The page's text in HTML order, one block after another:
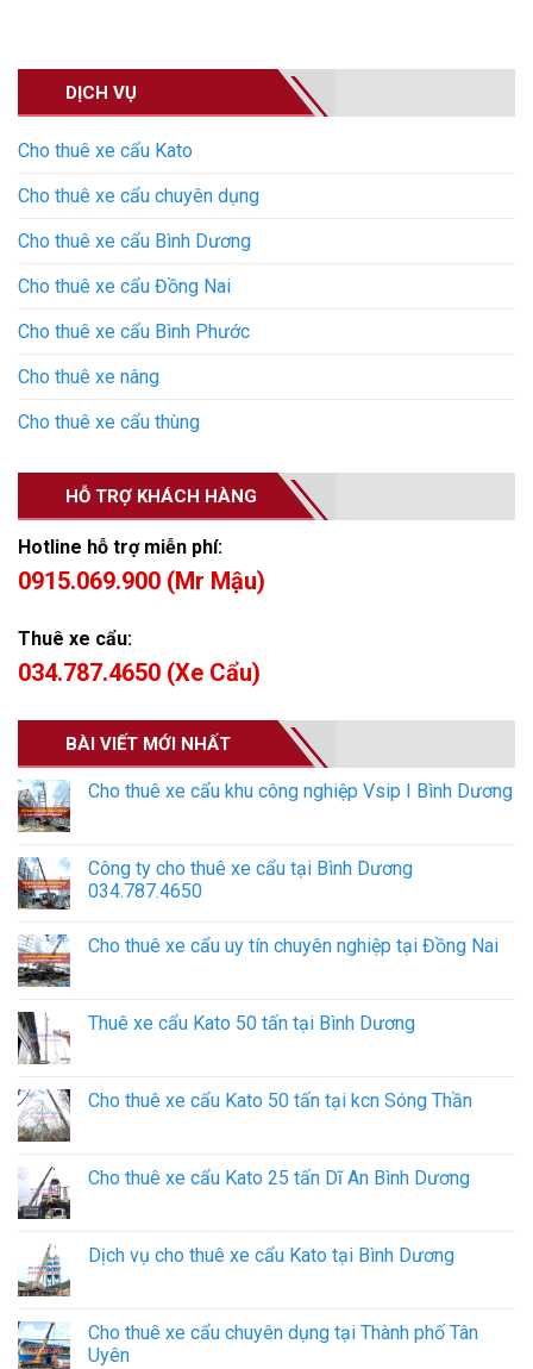
DỊCH VỤ
Cho thuê xe cẩu Kato
Cho thuê xe cẩu chuyên dụng
Cho thuê xe cẩu Bình Dương
Cho thuê xe cẩu Đồng Nai
Cho thuê xe cẩu Bình Phước
Cho thuê xe nâng
Cho thuê xe cẩu thùng
HỖ TRỢ KHÁCH HÀNG
Hotline hỗ trợ miễn phí:
0915.069.900 (Mr Mậu)
Thuê xe cẩu:
034.787.4650 (Xe Cẩu)
BÀI VIẾT MỚI NHẤT
Cho thuê xe cẩu khu công nghiệp Vsip I Bình Dương
Công ty cho thuê xe cẩu tại Bình Dương
034.787.4650
Cho thuê xe cẩu uy tín chuyên nghiệp tại Đồng Nai
Thuê xe cẩu Kato 50 tấn tại Bình Dương
Cho thuê xe cẩu Kato 50 tấn tại kcn Sóng Thần
Cho thuê xe cẩu Kato 25 tấn Dĩ An Bình Dương
Dịch vụ cho thuê xe cẩu Kato tại Bình Dương
Cho thuê xe cẩu chuyên dụng tại Thành phố Tân
Uyên